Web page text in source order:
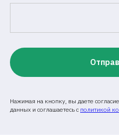
Нажимая на кнопку, вы даете
данных и соглашаетесь c политикой